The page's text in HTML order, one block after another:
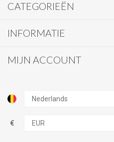
CATEGORIEËN
INFORMATIE
MIJN ACCOUNT
€